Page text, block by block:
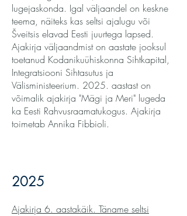
lugejaskonda. Igal väljaandel on keskne
teema, näiteks kas seltsi ajalugu või
Šveitsis elavad Eesti juurtega lapsed.
Ajakirja väljaandmist on aastate jooksul
toetanud Kodanikuühiskonna Sihtkapital,
Integratsiooni Sihtasutus ja
Välisministeerium. 2025. aastast on
võimalik ajakirja "Mägi ja Meri" lugeda
ka Eesti Rahvusraamatukogus. Ajakirja
toimetab Annika Fibbioli.
2025
Ajakirja 6. aastakäik. Täname seltsi